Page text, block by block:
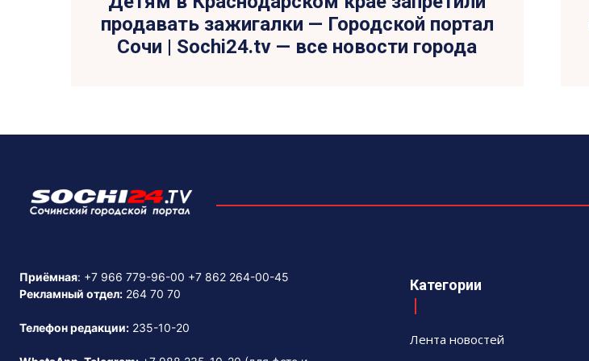
продавать зажигалки — Городской портал
Сочи | Sochi24.tv — все новости города
Приёмная: +7 966 779-96-00 +7 862 264-00-45
Рекламный отдел: 264 70 70
Телефон редакции: 235-10-20
Категории
Лента новостей